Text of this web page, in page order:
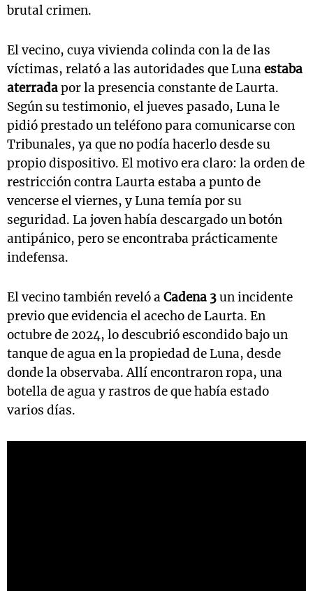
brutal crimen.
El vecino, cuya vivienda colinda con la de las
víctimas, relató a las autoridades que Lunaestaba
aterradapor la presencia constante de Laurta.
Según su testimonio, el jueves pasado, Luna le
pidió prestado un teléfono para comunicarse con
Tribunales, ya que no podía hacerlo desde su
propio dispositivo. El motivo era claro: la orden de
restricción contra Laurta estaba a punto de
vencerse el viernes, y Luna temía por su
seguridad. La joven había descargado un botón
antipánico, pero se encontraba prácticamente
indefensa.
El vecino también reveló aCadena 3un incidente
previo que evidencia el acecho de Laurta. En
octubre de 2024, lo descubrió escondido bajo un
tanque de agua en la propiedad de Luna, desde
donde la observaba. Allí encontraron ropa, una
botella de agua y rastros de que había estado
varios días.